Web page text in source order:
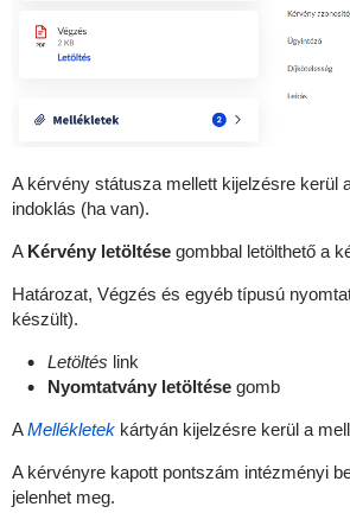
A kérvény státusza mellett kijelzésre kerül
indoklás (ha van).
A Kérvény letöltésegombbal letölthető a
Határozat, Végzés és egyéb típusú
készült).
Letöltés link
Nyomtatvány letöltésegomb
AMellékletek kártyán kijelzésre kerül a
A kérvényre kapott pontszám intézményi
jelenhet meg.